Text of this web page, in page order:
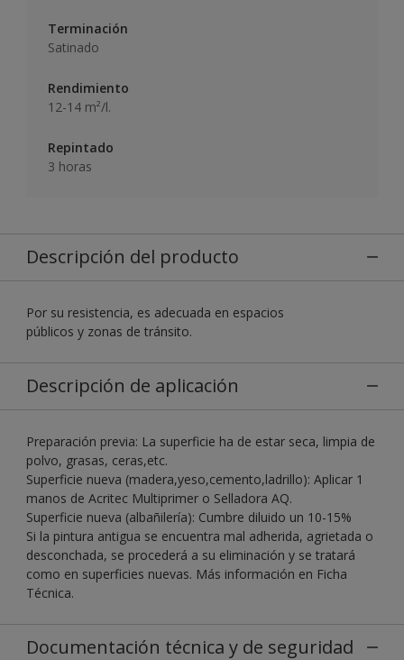
Terminación
Satinado
Rendimiento
12-14 m²/l.
Repintado
3 horas
Descripción del producto
Por su resistencia, es adecuada en espacios
públicos y zonas de tránsito.
Descripción de aplicación
Preparación previa: La superficie ha de estar seca, limpia de
polvo, grasas, ceras,etc.
Superficie nueva (madera,yeso,cemento,ladrillo): Aplicar 1
manos de Acritec Multiprimer o Selladora AQ.
Superficie nueva (albañilería): Cumbre diluido un 10-15%
Si la pintura antigua se encuentra mal adherida, agrietada o
desconchada, se procederá a su eliminación y se tratará
como en superficies nuevas. Más información en Ficha
Técnica.
Documentación técnica y de seguridad